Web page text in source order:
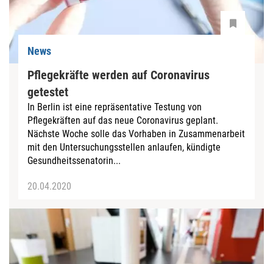
News
Pflegekräfte werden auf Coronavirus
getestet
In Berlin ist eine repräsentative Testung von
Pflegekräften auf das neue Coronavirus geplant.
Nächste Woche solle das Vorhaben in Zusammenarbeit
mit den Untersuchungsstellen anlaufen, kündigte
Gesundheitssenatorin...
20.04.2020